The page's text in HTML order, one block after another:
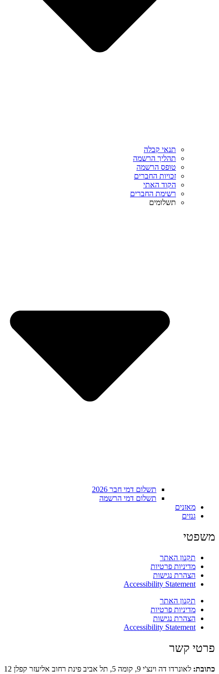
תנאי קבלה
תהליך הרשמה
טופס הרשמה
זכויות החברים
הקוד האתי
רשימת החברים
תשלומים
תשלום דמי חבר 2026
תשלום דמי הרשמה
מאזנים
גנזים
משפטי
תקנון האתר
מדיניות פרטיות
הצהרת נגישות
Accessibility Statement
תקנון האתר
מדיניות פרטיות
הצהרת נגישות
Accessibility Statement
פרטי קשר
כתובת: לאונרדו דה וינצ'י 9, קומה 5, תל אביב פינת רחוב אליעזר קפלן 12